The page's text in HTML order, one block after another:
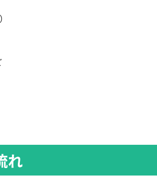
れ